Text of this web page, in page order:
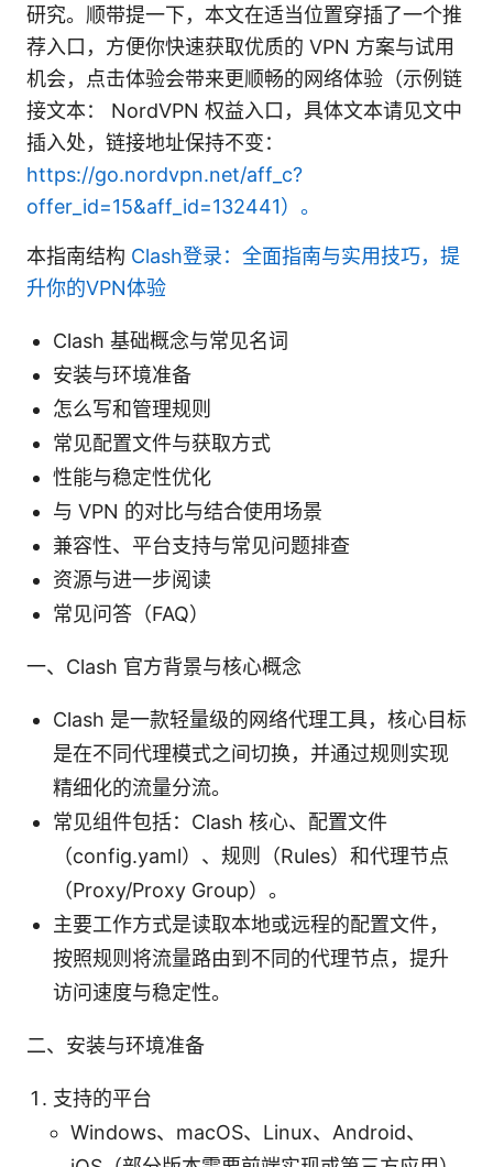
研究。顺带提一下，本文在适当位置穿插了一个推
荐入口，方便你快速获取优质的 VPN 方案与试用
机会，点击体验会带来更顺畅的网络体验（示例链
接文本： NordVPN 权益入口，具体文本请见文中
插入处，链接地址保持不变：
https://go.nordvpn.net/aff_c?
offer_id=15&aff_id=132441）。
本指南结构 Clash登录：全面指南与实用技巧，提
升你的VPN体验
Clash 基础概念与常见名词
安装与环境准备
怎么写和管理规则
常见配置文件与获取方式
性能与稳定性优化
与 VPN 的对比与结合使用场景
兼容性、平台支持与常见问题排查
资源与进一步阅读
常见问答（FAQ）
一、Clash 官方背景与核心概念
Clash 是一款轻量级的网络代理工具，核心目标
是在不同代理模式之间切换，并通过规则实现
精细化的流量分流。
常见组件包括：Clash 核心、配置文件
（config.yaml）、规则（Rules）和代理节点
（Proxy/Proxy Group）。
主要工作方式是读取本地或远程的配置文件，
按照规则将流量路由到不同的代理节点，提升
访问速度与稳定性。
二、安装与环境准备
支持的平台
Windows、macOS、Linux、Android、